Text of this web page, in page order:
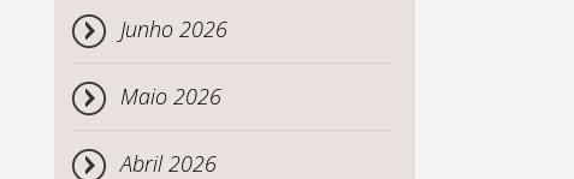
Junho 2026
Maio 2026
Abril 2026